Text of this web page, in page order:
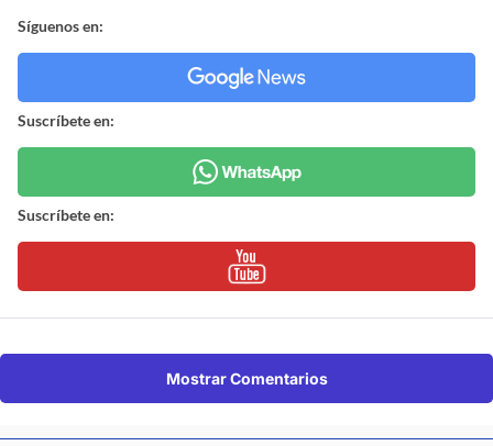
Síguenos en:
Suscríbete en:
Suscríbete en:
Mostrar Comentarios